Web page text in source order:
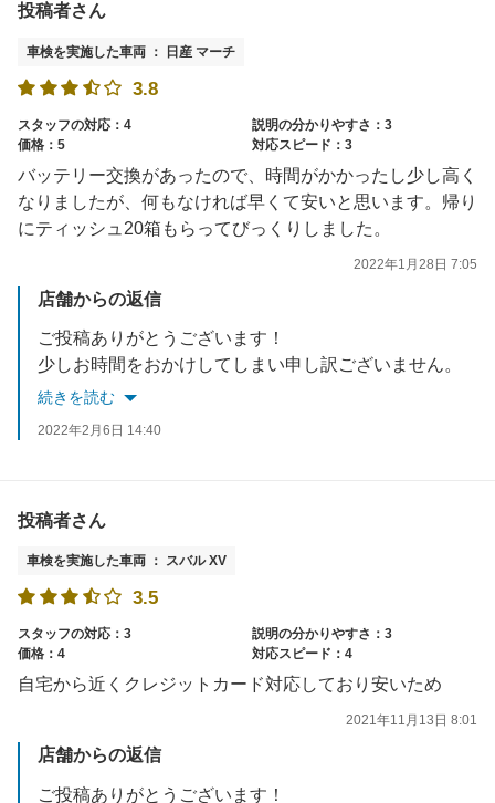
投稿者さん
車検を実施した車両 ： 日産 マーチ
3.8
スタッフの対応：4
説明の分かりやすさ：3
価格：5
対応スピード：3
バッテリー交換があったので、時間がかかったし少し高く
なりましたが、何もなければ早くて安いと思います。帰り
にティッシュ20箱もらってびっくりしました。
2022年1月28日 7:05
店舗からの返信
ご投稿ありがとうございます！
少しお時間をおかけしてしまい申し訳ございません。
当店では車検規定以外の部分に関しましては、車検後の後日整備に回すことも可能です。
続きを読む
2022年2月6日 14:40
投稿者さん
車検を実施した車両 ： スバル XV
3.5
スタッフの対応：3
説明の分かりやすさ：3
価格：4
対応スピード：4
自宅から近くクレジットカード対応しており安いため
2021年11月13日 8:01
店舗からの返信
ご投稿ありがとうございます！